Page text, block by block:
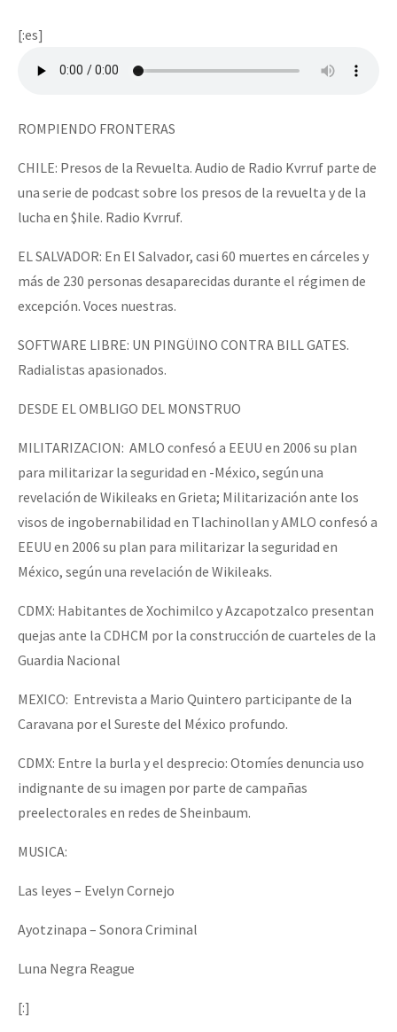
EZLN
La Sexta
Presos
Mujeres
Niñxs
ETIQUETAS
MULTIMEDIA
Fotorreportaje
Video
Otras secciones
Semillero Guerra contra la Humanidad. (Las poblaciones y
la naturaleza bajo asedio)
Libros para descargar
Medios Libres
COVID-19
Contacto
Dia 2 do Encontro “Guerra contra a Humanidad”
[CDMX – 20 julio] Jornadas globales por la libertad de Jesús
“Sonhando a Terra do Bem Virá” se publica no Estado Espanhol
Se o México sabe, que o mundo saiba! Nossas lutas pela
[25 abr – CDMX] Tokín por el CNI: 30 años de Resistencia y
[:es]
ROMPIENDO FRONTERAS
CHILE: Presos de la Revuelta. Audio de Radio Kvrruf parte de
una serie de podcast sobre los presos de la revuelta y de la
lucha en $hile. Radio Kvrruf.
EL SALVADOR: En El Salvador, casi 60 muertes en cárceles y
más de 230 personas desaparecidas durante el régimen de
excepción. Voces nuestras.
SOFTWARE LIBRE: UN PINGÜINO CONTRA BILL GATES.
Radialistas apasionados.
DESDE EL OMBLIGO DEL MONSTRUO
MILITARIZACION: AMLO confesó a EEUU en 2006 su plan
para militarizar la seguridad en -México, según una
revelación de Wikileaks en Grieta; Militarización ante los
visos de ingobernabilidad en Tlachinollan y AMLO confesó a
EEUU en 2006 su plan para militarizar la seguridad en
México, según una revelación de Wikileaks.
CDMX: Habitantes de Xochimilco y Azcapotzalco presentan
quejas ante la CDHCM por la construcción de cuarteles de la
Guardia Nacional
MEXICO: Entrevista a Mario Quintero participante de la
Caravana por el Sureste del México profundo.
CDMX: Entre la burla y el desprecio: Otomíes denuncia uso
indignante de su imagen por parte de campañas
preelectorales en redes de Sheinbaum.
MUSICA:
Las leyes – Evelyn Cornejo
Ayotzinapa – Sonora Criminal
Luna Negra Reague
[:]